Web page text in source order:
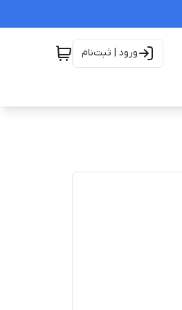
ورود | ثبت‌نام